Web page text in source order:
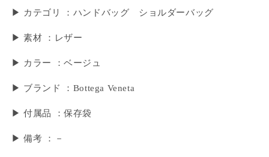
▶ カテゴリ ：ハンドバッグ ショルダーバッグ
▶ 素材 ：レザー
▶ カラー ：ベージュ
▶ ブランド ：Bottega Veneta
▶ 付属品 ：保存袋
▶︎ 備考 ：－